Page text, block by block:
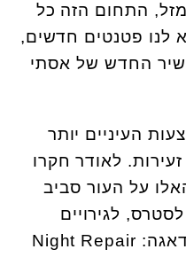
התחום הזה כל
לנו פטנטים חדשים,
החדש של אסתי
העיניים יותר
זעירות. לאודר חקרו
על העור סביב
לגירויים
ולהזדקנות העור. אבל אל דאגה: Night Repair